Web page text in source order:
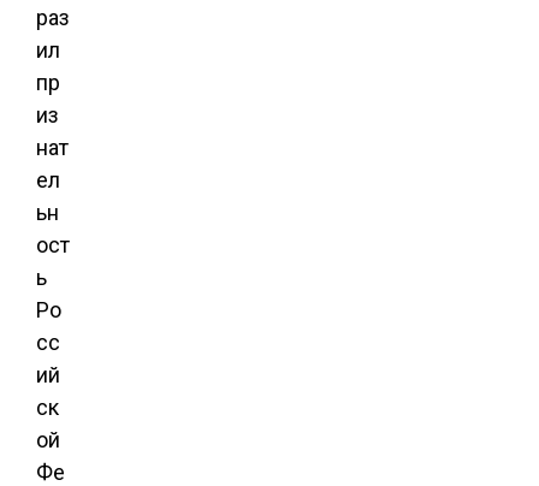
раз
ил
пр
из
нат
ел
ьн
ост
ь
Ро
сс
ий
ск
ой
Фе